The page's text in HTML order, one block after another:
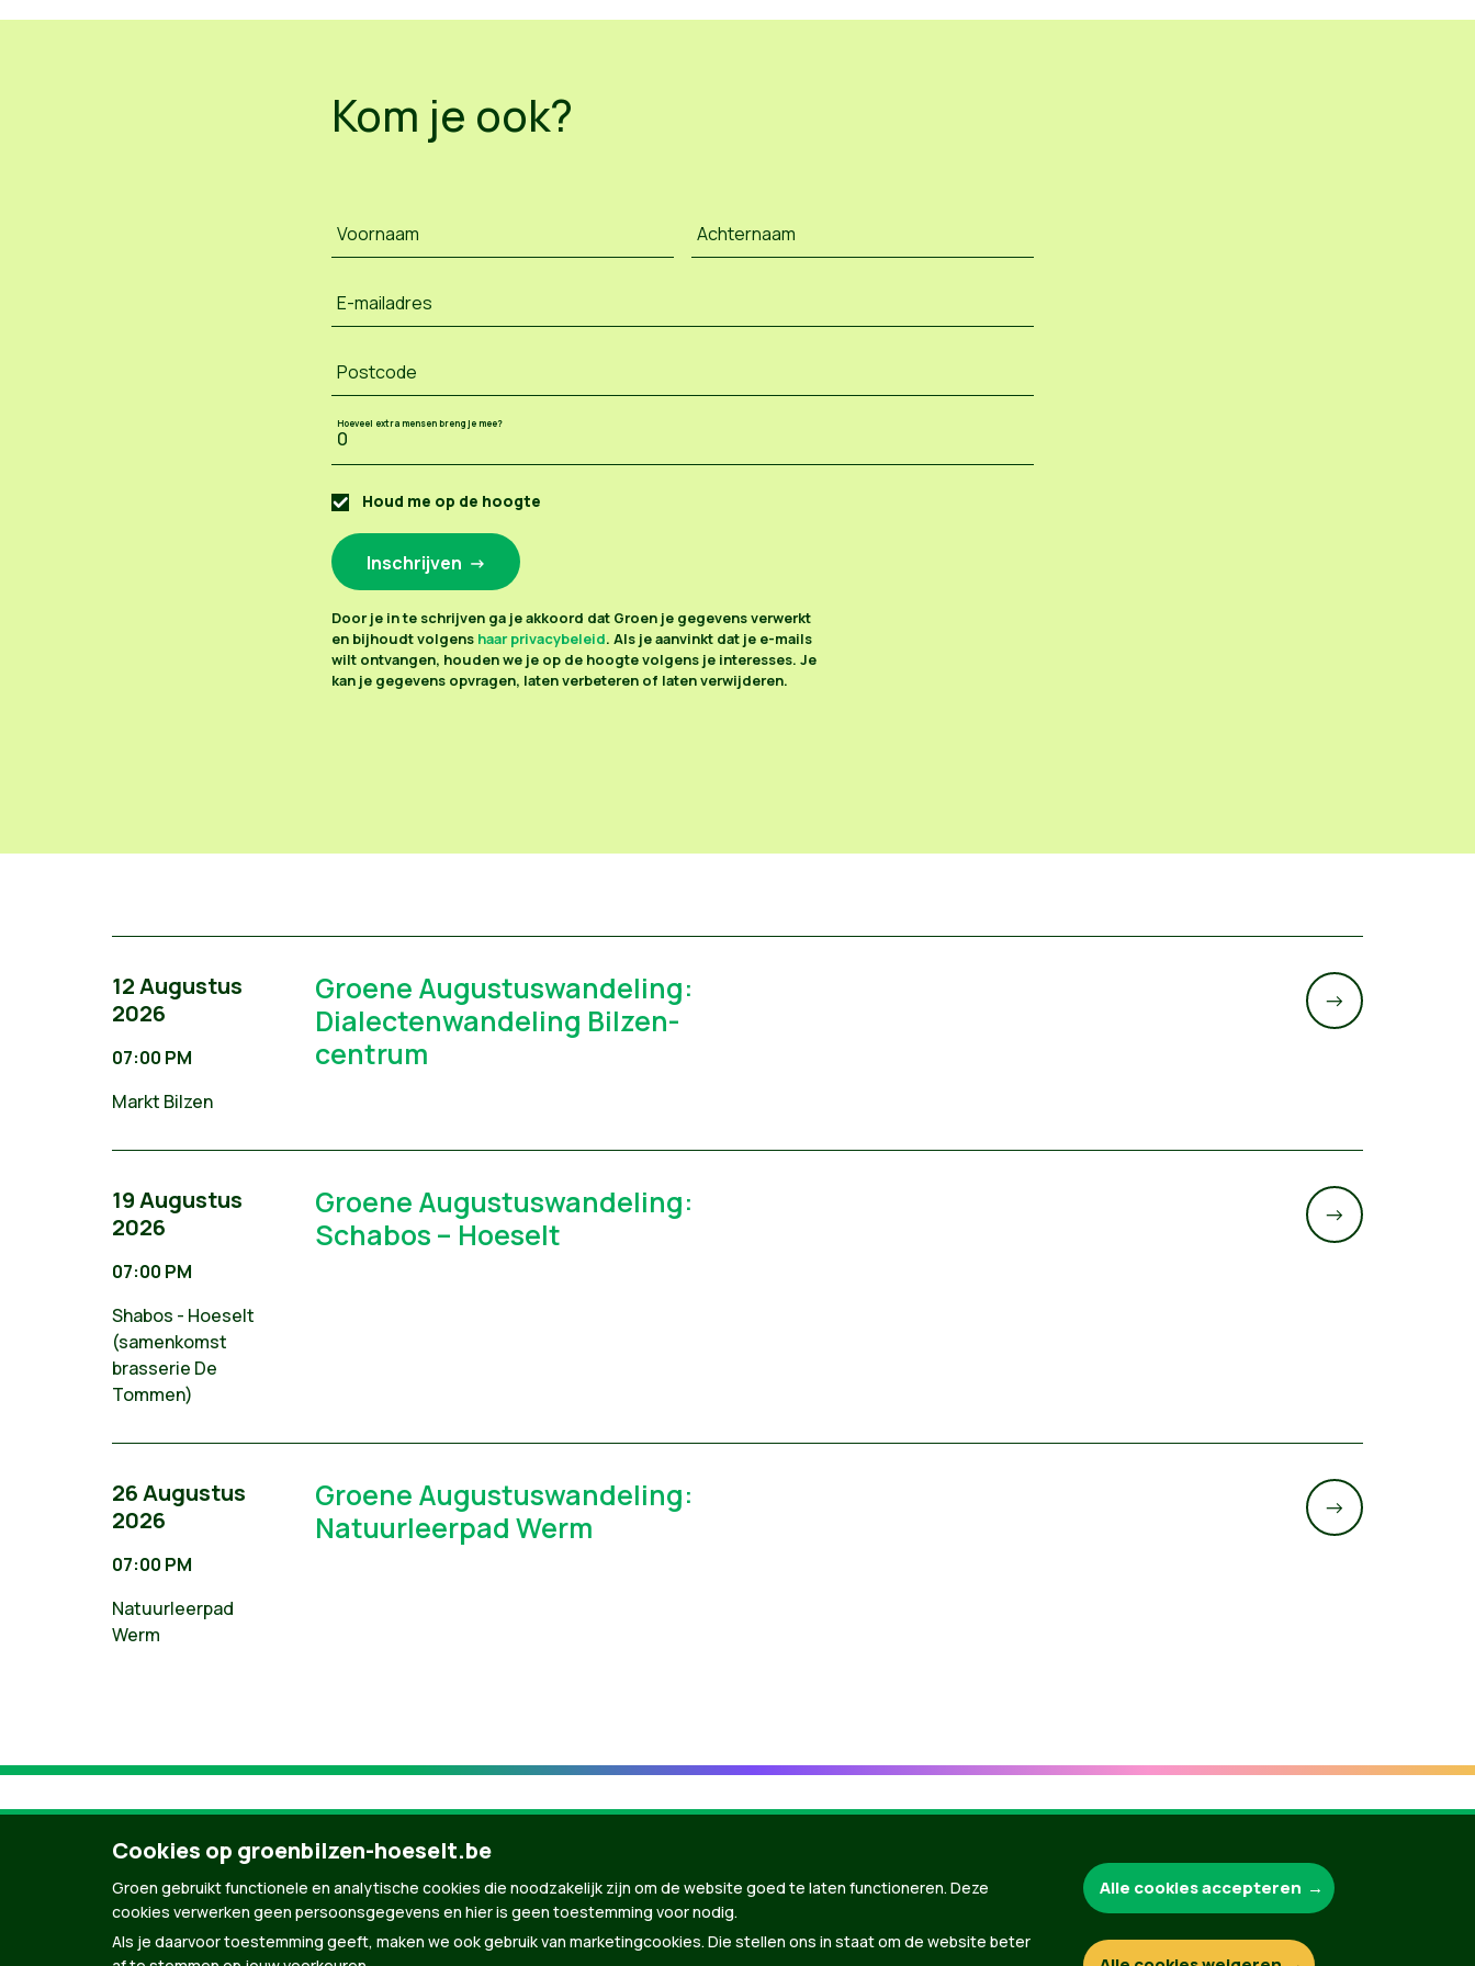
Kom je ook?
Voornaam Achternaam
E-mailadres
Postcode
Hoeveel extra mensen breng je mee?
Houd me op de hoogte
Door je in te schrijven ga je akkoord dat Groen je gegevens verwerkt
en bijhoudt volgens haar privacybeleid. Als je aanvinkt dat je e-mails
wilt ontvangen, houden we je op de hoogte volgens je interesses. Je
kan je gegevens opvragen, laten verbeteren of laten verwijderen.
12 Augustus
2026
07:00 PM
Markt Bilzen
Groene Augustuswandeling:
Dialectenwandeling Bilzen-
centrum
->
19 Augustus
2026
07:00 PM
Shabos - Hoeselt
(samenkomst
brasserie De
Tommen)
Groene Augustuswandeling:
Schabos – Hoeselt
->
26 Augustus
2026
07:00 PM
Natuurleerpad
Werm
Groene Augustuswandeling:
Natuurleerpad Werm
->
Groen.be
Cookies op groenbilzen-hoeselt.be
Groen gebruikt functionele en analytische cookies die noodzakelijk zijn om de website goed te laten functioneren. Deze
cookies verwerken geen persoonsgegevens en hier is geen toestemming voor nodig.
Als je daarvoor toestemming geeft, maken we ook gebruik van marketingcookies. Die stellen ons in staat om de website beter
Alle cookies accepteren